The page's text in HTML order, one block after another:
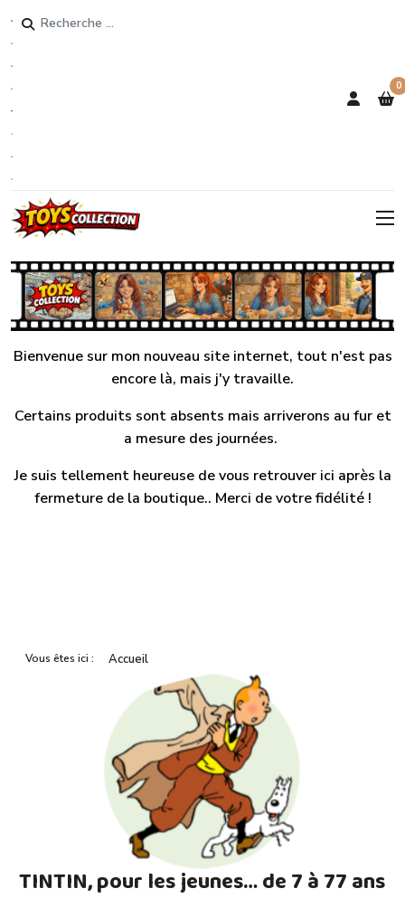
Rechercher
0
Bienvenue sur mon nouveau site internet, tout n'est pas
encore là, mais j'y travaille.
Certains produits sont absents mais arriverons au fur et
a mesure des journées.
Je suis tellement heureuse de vous retrouver ici après la
fermeture de la boutique.. Merci de votre fidélité !
Vous êtes ici : Accueil
TINTIN, pour les jeunes… de 7 à 77 ans